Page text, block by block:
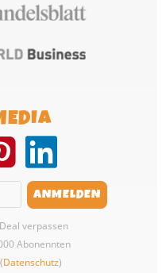
verpassen
Abonennten
Datenschutz)